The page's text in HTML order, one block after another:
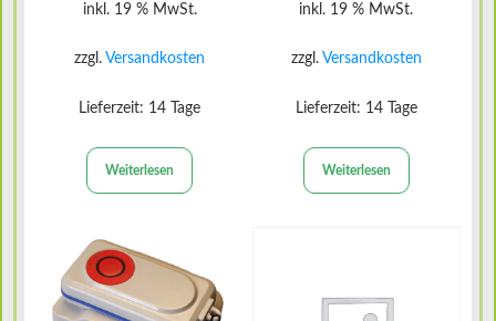
inkl. 19 % MwSt.
zzgl.Versandkosten
Lieferzeit: 14 Tage
Weiterlesen
inkl. 19 % MwSt.
zzgl. Versandkosten
Lieferzeit: 14 Tage
Weiterlesen
mehrere